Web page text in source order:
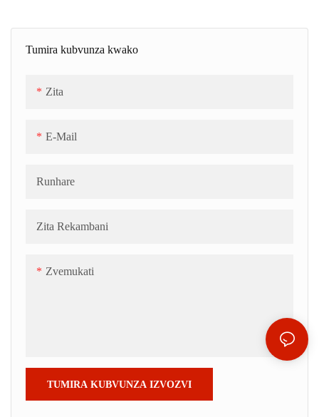
Tumira kubvunza kwako
Zita
E-Mail
Runhare
Zita Rekambani
Zvemukati
TUMIRA KUBVUNZA IZVOZVI